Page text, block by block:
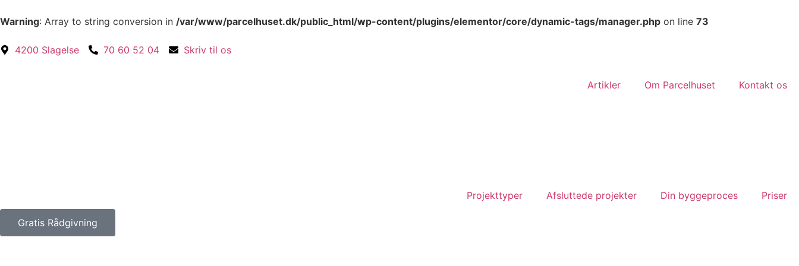
Warning: Array to string conversion in /var/www/parcelhuset.dk/public_html/wp-content/plugins/elementor/core/dynamic-tags/manager.php on line 73
4200 Slagelse 70 60 52 04 Skriv til os
Artikler Om Parcelhuset Kontakt os
Projekttyper Afsluttede projekter Din byggeproces Priser
Gratis Rådgivning